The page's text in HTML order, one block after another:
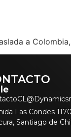
a
Las Condes
Santiago de